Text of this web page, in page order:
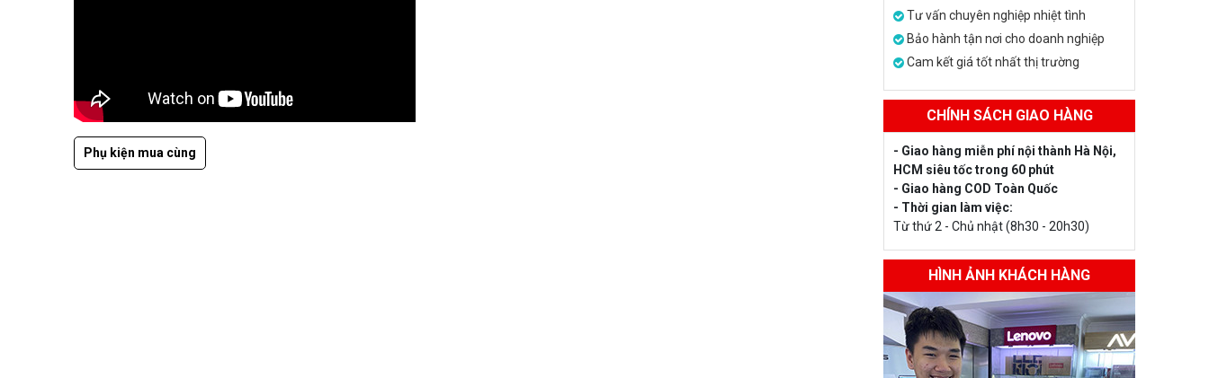
Phụ kiện mua cùng
Tư vấn chuyên nghiệp nhiệt tình
Bảo hành tận nơi cho doanh nghiệp
Cam kết giá tốt nhất thị trường
CHÍNH SÁCH GIAO HÀNG
- Giao hàng miễn phí nội thành Hà Nội,
HCM siêu tốc trong 60 phút
- Giao hàng COD Toàn Quốc
- Thời gian làm việc:
Từ thứ 2 - Chủ nhật (8h30 - 20h30)
HÌNH ẢNH KHÁCH HÀNG